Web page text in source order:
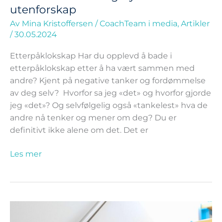
utenforskap
Av Mina Kristoffersen /CoachTeam i media, Artikler
/30.05.2024
Etterpåklokskap Har du opplevd å bade i
etterpåklokskap etter å ha vært sammen med
andre? Kjent på negative tanker og fordømmelse
av deg selv? Hvorfor sa jeg «det» og hvorfor gjorde
jeg «det»? Og selvfølgelig også «tankelest» hva de
andre nå tenker og mener om deg? Du er
definitivt ikke alene om det. Det er
Les mer